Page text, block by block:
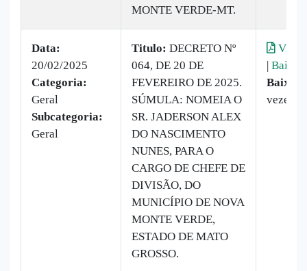
MONTE VERDE-MT.
Data:
20/02/2025
Categoria:
Geral
Subcategoria:
Geral
Titulo: DECRETO Nº
064, DE 20 DE
FEVEREIRO DE 2025.
SÚMULA: NOMEIA O
SR. JADERSON ALEX
DO NASCIMENTO
NUNES, PARA O
CARGO DE CHEFE DE
DIVISÃO, DO
MUNICÍPIO DE NOVA
MONTE VERDE,
ESTADO DE MATO
GROSSO.
| Baixar
vezes